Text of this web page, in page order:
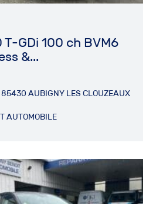
T-GDi 100 ch BVM6
&...
AUBIGNY LES CLOUZEAUX
AUTOMOBILE